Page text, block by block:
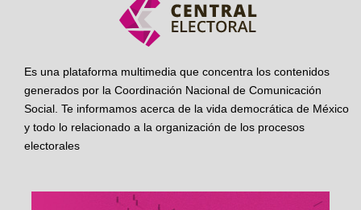
Es una plataforma multimedia que concentra los contenidos
generados por la Coordinación Nacional de Comunicación
Social. Te informamos acerca de la vida democrática de México
y todo lo relacionado a la organización de los procesos
electorales